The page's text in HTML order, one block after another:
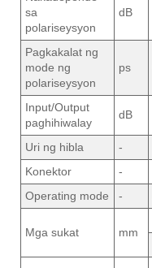
sa
polariseysyon
dB
Pagkakalat ng
mode ng
polariseysyon
ps
Input/Output
paghihiwalay
dB
Uri ng hibla -
Konektor
-
Operating mode
-
Mga sukat mm